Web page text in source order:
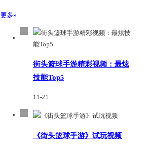
更多»
街头篮球手游精彩视频：最炫
技能Top5
11-21
《街头篮球手游》试玩视频